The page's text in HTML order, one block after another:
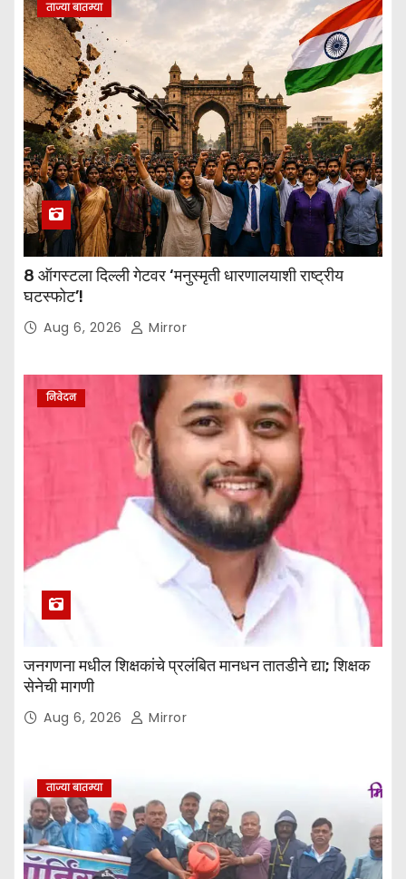
ताज्या बातम्या
8 ऑगस्टला दिल्ली गेटवर ‘मनुस्मृती धारणालयाशी राष्ट्रीय
घटस्फोट’!
Aug 6, 2026 Mirror
निवेदन
जनगणना मधील शिक्षकांचे प्रलंबित मानधन तातडीने द्या; शिक्षक
सेनेची मागणी
Aug 6, 2026 Mirror
ताज्या बातम्या